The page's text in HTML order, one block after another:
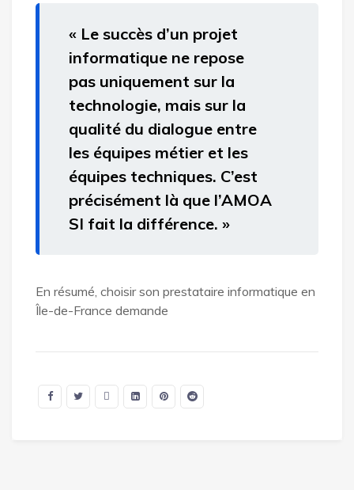
« Le succès d’un projet
informatique ne repose
pas uniquement sur la
technologie, mais sur la
qualité du dialogue entre
les équipes métier et les
équipes techniques. C’est
précisément là que l’AMOA
SI fait la différence. »
En résumé, choisir son prestataire informatique en
Île-de-France demande